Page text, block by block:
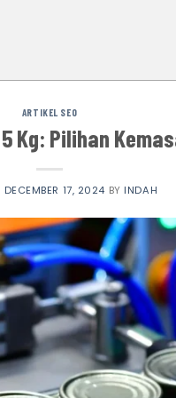
ARTIKEL SEO
Kg: Pilihan
DECEMBER 17, 2024 BY INDAH